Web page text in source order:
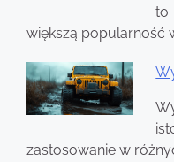
to
większą popularność
zastosowanie w